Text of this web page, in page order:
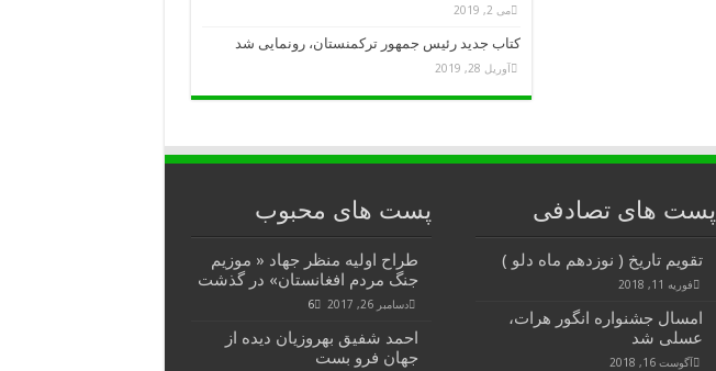
می 2, 2019
کتاب جدید رئیس جمهور ترکمنستان، رونمایی شد
آوریل 28, 2019
پست های محبوب
طراح اولیه منظر جهاد « موزیم
جنگ مردم افغانستان» در گذشت
دسامبر 26, 2017 6
احمد شفیق بهروزیان دیده از
جهان فرو بست
پست های تصادفی
تقویم تاریخ ( نوزدهم ماه دلو )
فوریه 11, 2018
امسال جشنواره انگور هرات،
عسلی شد
آگوست 16, 2018